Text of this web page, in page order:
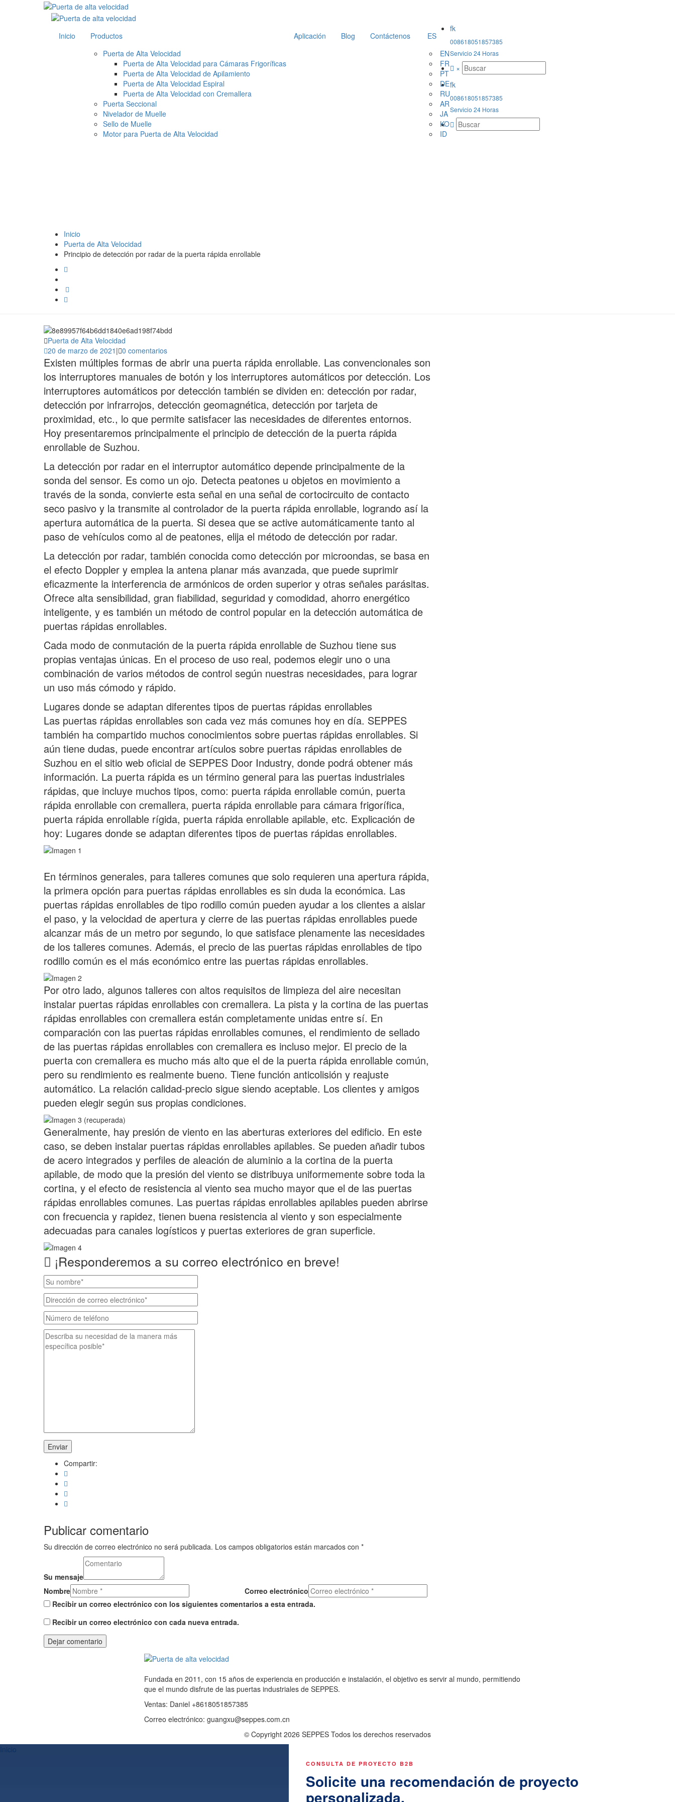
Inicio
Productos
Puerta de Alta Velocidad
Puerta de Alta Velocidad para Cámaras Frigoríficas
Puerta de Alta Velocidad de Apilamiento
Puerta de Alta Velocidad Espiral
Puerta de Alta Velocidad con Cremallera
Puerta Seccional
Nivelador de Muelle
Sello de Muelle
Motor para Puerta de Alta Velocidad
Aplicación Blog Contáctenos
ES
EN
FR
PT
DE
RU
AR
JA
KO
ID
008618051857385
Servicio 24 Horas
×
008618051857385
Servicio 24 Horas
Inicio
Puerta de Alta Velocidad
Principio de detección por radar de la puerta rápida enrollable
Puerta de Alta Velocidad
20 de marzo de 2021 | 0 comentarios
Existen múltiples formas de abrir una puerta rápida enrollable. Las convencionales son
los interruptores manuales de botón y los interruptores automáticos por detección. Los
interruptores automáticos por detección también se dividen en: detección por radar,
detección por infrarrojos, detección geomagnética, detección por tarjeta de
proximidad, etc., lo que permite satisfacer las necesidades de diferentes entornos.
Hoy presentaremos principalmente el principio de detección de la puerta rápida
enrollable de Suzhou.
La detección por radar en el interruptor automático depende principalmente de la
sonda del sensor. Es como un ojo. Detecta peatones u objetos en movimiento a
través de la sonda, convierte esta señal en una señal de cortocircuito de contacto
seco pasivo y la transmite al controlador de la puerta rápida enrollable, logrando así la
apertura automática de la puerta. Si desea que se active automáticamente tanto al
paso de vehículos como al de peatones, elija el método de detección por radar.
La detección por radar, también conocida como detección por microondas, se basa en
el efecto Doppler y emplea la antena planar más avanzada, que puede suprimir
eficazmente la interferencia de armónicos de orden superior y otras señales parásitas.
Ofrece alta sensibilidad, gran fiabilidad, seguridad y comodidad, ahorro energético
inteligente, y es también un método de control popular en la detección automática de
puertas rápidas enrollables.
Cada modo de conmutación de la puerta rápida enrollable de Suzhou tiene sus
propias ventajas únicas. En el proceso de uso real, podemos elegir uno o una
combinación de varios métodos de control según nuestras necesidades, para lograr
un uso más cómodo y rápido.
Lugares donde se adaptan diferentes tipos de puertas rápidas enrollables
Las puertas rápidas enrollables son cada vez más comunes hoy en día. SEPPES
también ha compartido muchos conocimientos sobre puertas rápidas enrollables. Si
aún tiene dudas, puede encontrar artículos sobre puertas rápidas enrollables de
Suzhou en el sitio web oficial de SEPPES Door Industry, donde podrá obtener más
información. La puerta rápida es un término general para las puertas industriales
rápidas, que incluye muchos tipos, como: puerta rápida enrollable común, puerta
rápida enrollable con cremallera, puerta rápida enrollable para cámara frigorífica,
puerta rápida enrollable rígida, puerta rápida enrollable apilable, etc. Explicación de
hoy: Lugares donde se adaptan diferentes tipos de puertas rápidas enrollables.
En términos generales, para talleres comunes que solo requieren una apertura rápida,
la primera opción para puertas rápidas enrollables es sin duda la económica. Las
puertas rápidas enrollables de tipo rodillo común pueden ayudar a los clientes a aislar
el paso, y la velocidad de apertura y cierre de las puertas rápidas enrollables puede
alcanzar más de un metro por segundo, lo que satisface plenamente las necesidades
de los talleres comunes. Además, el precio de las puertas rápidas enrollables de tipo
rodillo común es el más económico entre las puertas rápidas enrollables.
Por otro lado, algunos talleres con altos requisitos de limpieza del aire necesitan
instalar puertas rápidas enrollables con cremallera. La pista y la cortina de las puertas
rápidas enrollables con cremallera están completamente unidas entre sí. En
comparación con las puertas rápidas enrollables comunes, el rendimiento de sellado
de las puertas rápidas enrollables con cremallera es incluso mejor. El precio de la
puerta con cremallera es mucho más alto que el de la puerta rápida enrollable común,
pero su rendimiento es realmente bueno. Tiene función anticolisión y reajuste
automático. La relación calidad-precio sigue siendo aceptable. Los clientes y amigos
pueden elegir según sus propias condiciones.
Generalmente, hay presión de viento en las aberturas exteriores del edificio. En este
caso, se deben instalar puertas rápidas enrollables apilables. Se pueden añadir tubos
de acero integrados y perfiles de aleación de aluminio a la cortina de la puerta
apilable, de modo que la presión del viento se distribuya uniformemente sobre toda la
cortina, y el efecto de resistencia al viento sea mucho mayor que el de las puertas
rápidas enrollables comunes. Las puertas rápidas enrollables apilables pueden abrirse
con frecuencia y rapidez, tienen buena resistencia al viento y son especialmente
adecuadas para canales logísticos y puertas exteriores de gran superficie.
¡Responderemos a su correo electrónico en breve!
Compartir:
Publicar comentario
Su dirección de correo electrónico no será publicada. Los campos obligatorios están marcados con *
Su mensaje
Nombre
Correo electrónico
Recibir un correo electrónico con los siguientes comentarios a esta entrada.
Recibir un correo electrónico con cada nueva entrada.
Fundada en 2011, con 15 años de experiencia en producción e instalación, el objetivo es servir al mundo, permitiendo
que el mundo disfrute de las puertas industriales de SEPPES.
Ventas: Daniel +8618051857385
Correo electrónico: guangxu@seppes.com.cn
© Copyright 2026 SEPPES Todos los derechos reservados
Inicio
CONSULTA DE PROYECTO B2B
Solicite una recomendación de proyecto
personalizada.